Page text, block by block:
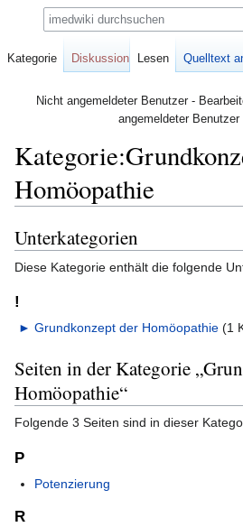
Nicht angemeldeter Benutzer -
angemeldeter Benutzer
Homöopathie
Zur
Navigation
springen
Zur
Suche
springen
Unterkategorien
Diese Kategorie enthält die folgende
!
► Grundkonzept der Homöopathie‎ (1
Seiten in der Kategorie
Homöopathie“
Folgende 3 Seiten sind in dieser
P
Potenzierung
R
Kategorie Diskussion Lesen Quelltext
Suche